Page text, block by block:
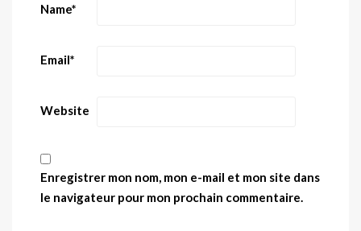
Name*
Email*
Website
Enregistrer mon nom, mon e-mail et mon site dans
le navigateur pour mon prochain commentaire.